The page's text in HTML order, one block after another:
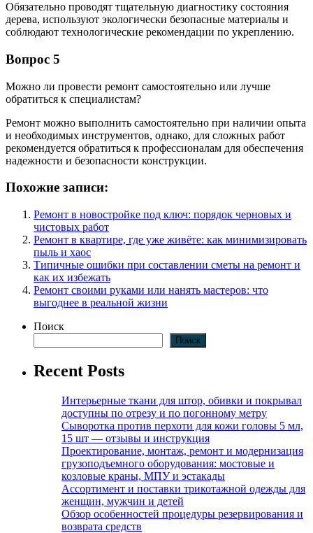
Обязательно проводят тщательную диагностику состояния
дерева, используют экологически безопасные материалы и
соблюдают технологические рекомендации по укреплению.
Вопрос 5
Можно ли провести ремонт самостоятельно или лучше
обратиться к специалистам?
Ремонт можно выполнить самостоятельно при наличии опыта
и необходимых инструментов, однако, для сложных работ
рекомендуется обратиться к профессионалам для обеспечения
надежности и безопасности конструкции.
Похожие записи:
Ремонт в новостройке под ключ: порядок черновых и
чистовых работ
Ремонт в квартире, где уже живёте: как минимизировать
пыль и хаос
Типичные ошибки при составлении сметы на ремонт и
как их избежать
Ремонт своими руками или нанять мастеров: что
выгоднее в реальной жизни
Поиск
Поиск
Recent Posts
Интерьерные ткани для штор, обивки и покрывал
доступны по отрезу и по погонному метру
Сыворотка против перхоти для кожи головы 5 мл,
15 шт — отзывы и инструкция
Проектирование, монтаж, ремонт и модернизация
грузоподъемного оборудования: мостовые и
козловые краны, МПУ и эстакады
Ассортимент и поставки трикотажной одежды для
женщин, мужчин и детей
Обзор особенностей процедуры резервирования и
возврата средств